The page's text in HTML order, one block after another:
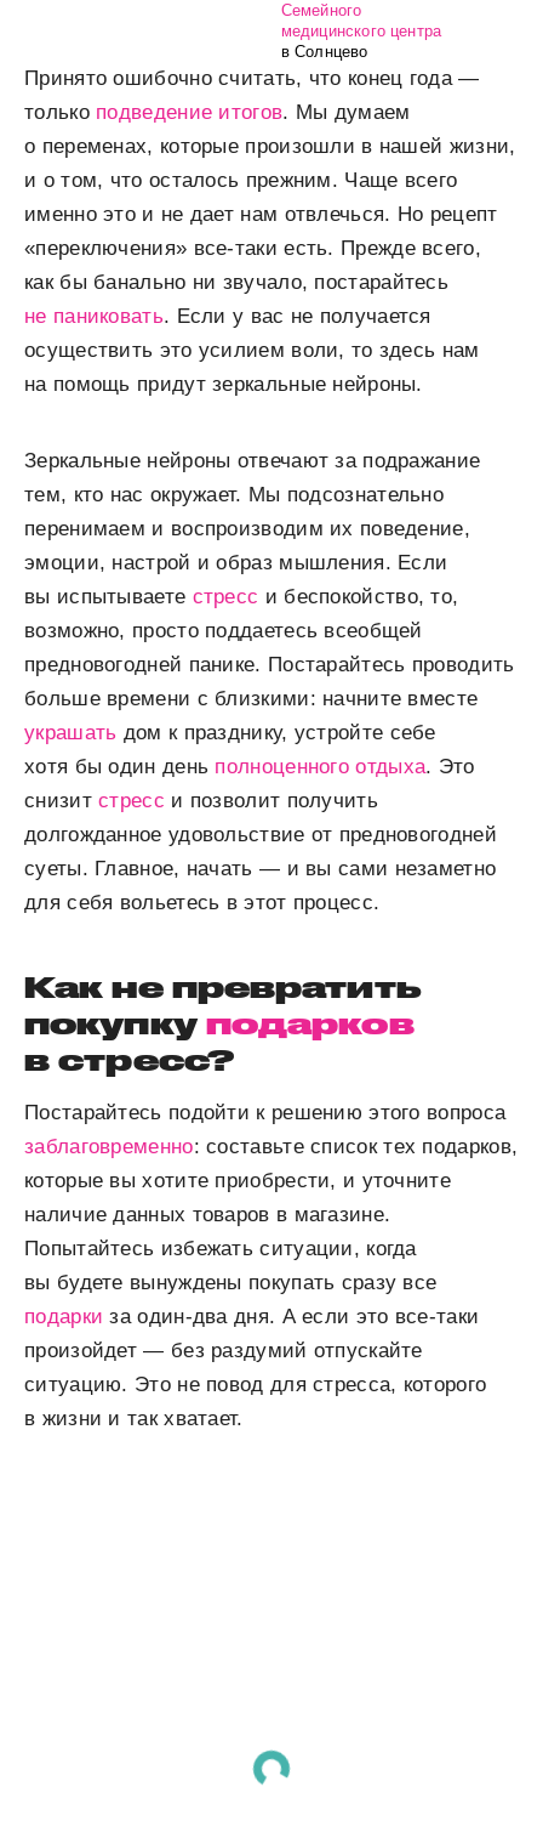
Семейного
медицинского центра
в Солнцево
Принято ошибочно считать, что конец года —
только подведение итогов. Мы думаем
о переменах, которые произошли в нашей жизни,
и о том, что осталось прежним. Чаще всего
именно это и не дает нам отвлечься. Но рецепт
«переключения» все-таки есть. Прежде всего,
как бы банально ни звучало, постарайтесь
не паниковать. Если у вас не получается
осуществить это усилием воли, то здесь нам
на помощь придут зеркальные нейроны.
Зеркальные нейроны отвечают за подражание
тем, кто нас окружает. Мы подсознательно
перенимаем и воспроизводим их поведение,
эмоции, настрой и образ мышления. Если
вы испытываете стресс и беспокойство, то,
возможно, просто поддаетесь всеобщей
предновогодней панике. Постарайтесь проводить
больше времени с близкими: начните вместе
украшать дом к празднику, устройте себе
хотя бы один день полноценного отдыха. Это
снизитстресс и позволит получить
долгожданное удовольствие от предновогодней
суеты. Главное, начать — и вы сами незаметно
для себя вольетесь в этот процесс.
Как не превратить
покупку подарков
в стресс?
Постарайтесь подойти к решению этого вопроса
заблаговременно: составьте список тех подарков,
которые вы хотите приобрести, и уточните
наличие данных товаров в магазине.
Попытайтесь избежать ситуации, когда
вы будете вынуждены покупать сразу все
подарки за один-два дня. А если это все-таки
произойдет — без раздумий отпускайте
ситуацию. Это не повод для стресса, которого
в жизни и так хватает.